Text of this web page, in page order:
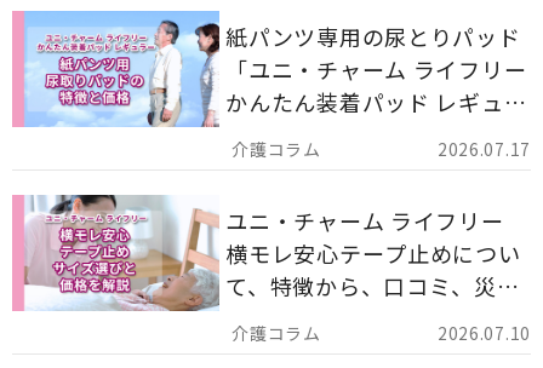
2026.07.17
紙パンツ専用の尿とりパッド
「ユニ・チャーム ライフリー
かんたん装着パッド レギュラ
ー 計162枚」について解説し
ます。
2026.07.10
ユニ・チャーム ライフリー
横モレ安心テープ止めについ
て、特徴から、口コミ、災害
備蓄としての活用法まで分か
りやすく解説します。